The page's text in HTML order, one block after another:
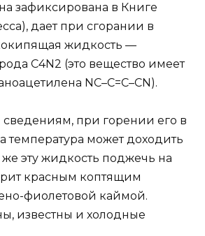
зафиксирована в Книге
дает при сгорании в
жидкость —
С4N2 (это вещество имеет
NC–C=C–CN).
при горении его в
температура может доходить
же эту жидкость поджечь на
красным коптящим
фиолетовой каймой.
известны и холодные